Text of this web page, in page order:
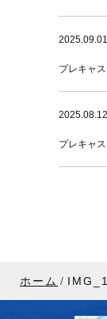
2025.09.01
プレキャ
2025.08.12
プレキャ
ホーム